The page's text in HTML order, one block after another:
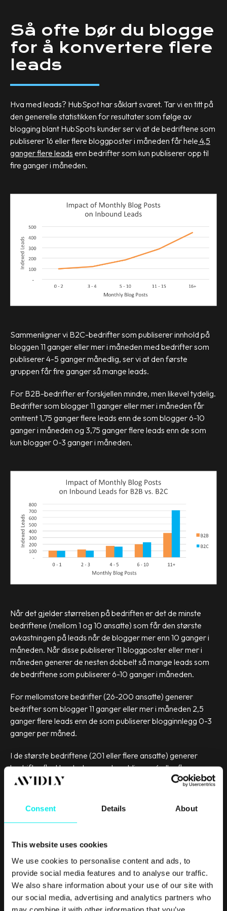
Consent Details About
This website uses cookies
We use cookies to personalise content and ads, to
provide social media features and to analyse our traffic.
We also share information about your use of our site with
our social media, advertising and analytics partners who
Så ofte bør du blogge
for å konvertere flere
leads
Hva med leads? HubSpot har såklart svaret. Tar vi en titt på
den generelle statistikken for resultater som følge av
blogging blant HubSpots kunder ser vi at de bedriftene som
publiserer 16 eller flere bloggposter i måneden får hele 4,5
ganger flere leads enn bedrifter som kun publiserer opp til
fire ganger i måneden.
Sammenligner vi B2C-bedrifter som publiserer innhold på
bloggen 11 ganger eller mer i måneden med bedrifter som
publiserer 4-5 ganger månedlig, ser vi at den første
gruppen får fire ganger så mange leads.
For B2B-bedrifter er forskjellen mindre, men likevel tydelig.
Bedrifter som blogger 11 ganger eller mer i måneden får
omtrent 1,75 ganger flere leads enn de som blogger 6-10
ganger i måneden og 3,75 ganger flere leads enn de som
kun blogger 0-3 ganger i måneden.
Når det gjelder størrelsen på bedriften er det de minste
bedriftene (mellom 1 og 10 ansatte) som får den største
avkastningen på leads når de blogger mer enn 10 ganger i
måneden. Når disse publiserer 11 bloggposter eller mer i
måneden generer de nesten dobbelt så mange leads som
de bedriftene som publiserer 6-10 ganger i måneden.
For mellomstore bedrifter (26-200 ansatte) generer
bedrifter som blogger 11 ganger eller mer i måneden 2,5
ganger flere leads enn de som publiserer blogginnlegg 0-3
ganger per måned.
I de største bedriftene (201 eller flere ansatte) generer
bedrifter flest leads dersom de publiserer 6 eller flere
blogginnlegg i måneden. De som publiserer 6 eller flere
0-5 bloggposter i måneden.